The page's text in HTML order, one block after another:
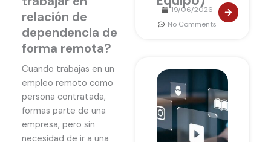
relación de
dependencia de
forma remota?
Cuando trabajas en un
empleo remoto como
persona contratada,
formas parte de una
empresa, pero sin
necesidad de ir a una
19/06/2026
No Comments